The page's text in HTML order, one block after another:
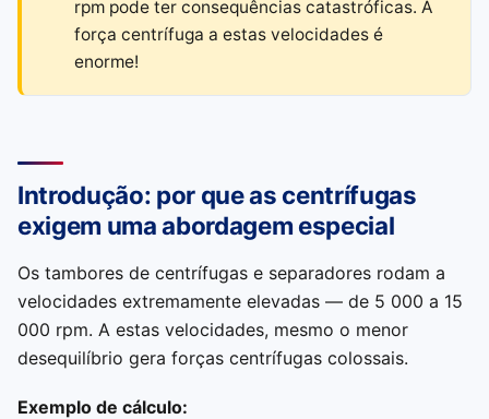
rpm pode ter consequências catastróficas. A
força centrífuga a estas velocidades é
enorme!
Introdução: por que as centrífugas
exigem uma abordagem especial
Os tambores de centrífugas e separadores rodam a
velocidades extremamente elevadas — de 5 000 a 15
000 rpm. A estas velocidades, mesmo o menor
desequilíbrio gera forças centrífugas colossais.
Exemplo de cálculo: